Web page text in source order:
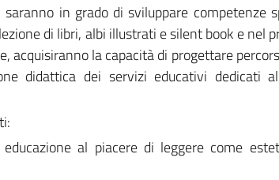
in grado di sviluppare competenze
di libri, albi illustrati e silent book e nel
acquisiranno la capacità di progettare
didattica dei servizi educativi dedicati
al piacere di leggere come